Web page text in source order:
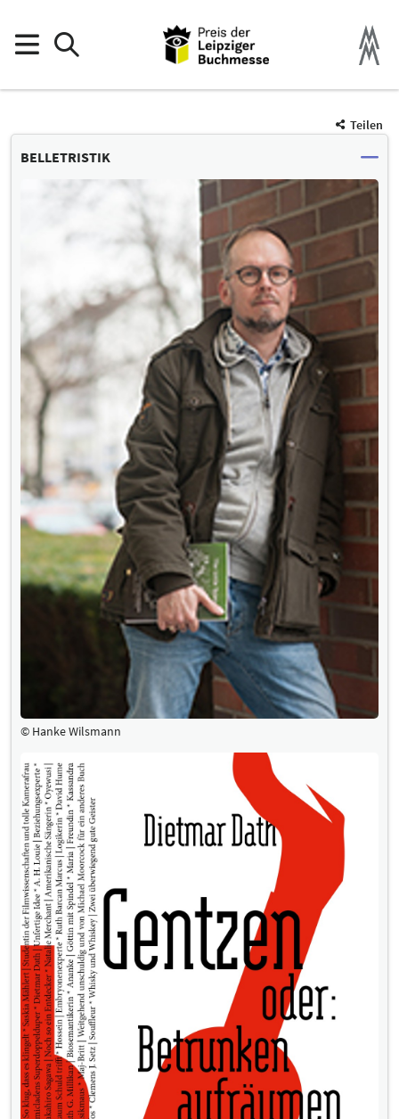
Teilen
BELLETRISTIK
© Hanke Wilsmann